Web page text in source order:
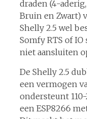
draden (4-
Bruin en Zwart)
Shelly 2.5 wel
Somfy RTS of
niet aansluiten
De Shelly 2.5
een vermogen
ondersteunt
een ESP8266